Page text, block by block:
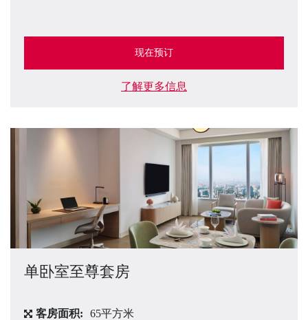
现在预订
了解更多信息
单卧室至尊套房
客房面积:
65平方米